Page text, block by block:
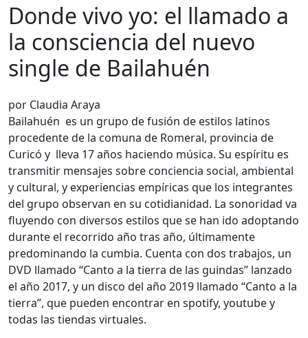
Donde vivo yo: el llamado a
la consciencia del nuevo
single de Bailahuén
por Claudia Araya
Bailahuén es un grupo de fusión de estilos latinos
procedente de la comuna de Romeral, provincia de
Curicó y lleva 17 años haciendo música. Su espíritu es
transmitir mensajes sobre conciencia social, ambiental
y cultural, y experiencias empíricas que los integrantes
del grupo observan en su cotidianidad. La sonoridad va
fluyendo con diversos estilos que se han ido adoptando
durante el recorrido año tras año, últimamente
predominando la cumbia. Cuenta con dos trabajos, un
DVD llamado “Canto a la tierra de las guindas” lanzado
el año 2017, y un disco del año 2019 llamado “Canto a la
tierra”, que pueden encontrar en spotify, youtube y
todas las tiendas virtuales.